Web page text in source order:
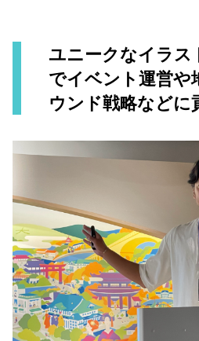
ユニークなイラ
でイベント運営や
ウンド戦略など